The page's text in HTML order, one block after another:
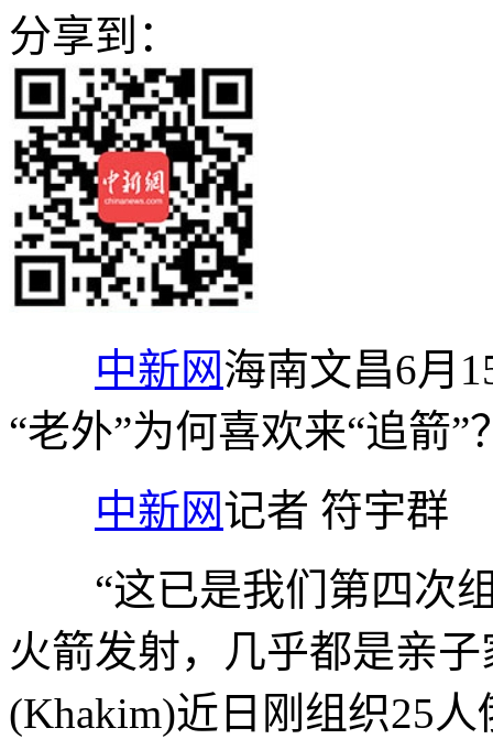
分享到：
中新网海南文昌6月
“老外”为何喜欢来“追箭”
中新网记者 符宇群
“这已是我们第四次组
火箭发射，几乎都是亲
(Khakim)近日刚组织25